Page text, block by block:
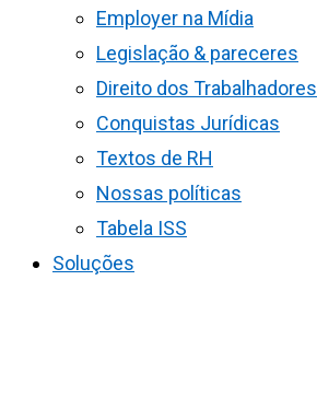
Employer na Mídia
Legislação & pareceres
Direito dos Trabalhadores
Conquistas Jurídicas
Textos de RH
Nossas políticas
Tabela ISS
Soluções